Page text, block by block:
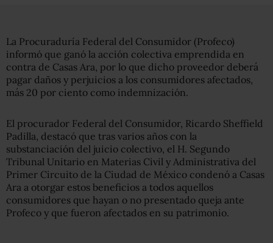
La Procuraduría Federal del Consumidor (Profeco)
informó que ganó la acción colectiva emprendida en
contra de Casas Ara, por lo que dicho proveedor deberá
pagar daños y perjuicios a los consumidores afectados,
más 20 por ciento como indemnización.
El procurador Federal del Consumidor, Ricardo Sheffield
Padilla, destacó que tras varios años con la
substanciación del juicio colectivo, el H. Segundo
Tribunal Unitario en Materias Civil y Administrativa del
Primer Circuito de la Ciudad de México condenó a Casas
Ara a otorgar estos beneficios a todos aquellos
consumidores que hayan o no presentado queja ante
Profeco y que fueron afectados en su patrimonio.